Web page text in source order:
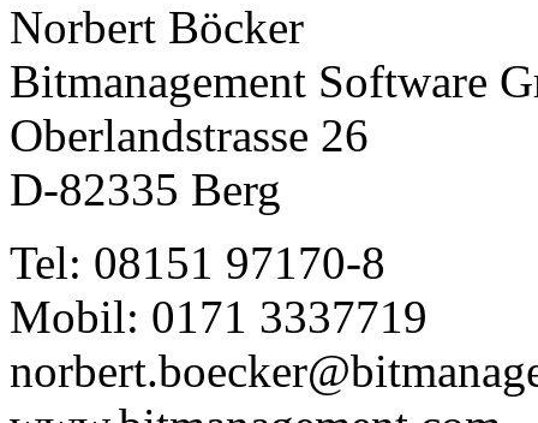
Norbert Böcker
Bitmanagement Software
Oberlandstrasse 26
D-82335 Berg
Tel: 08151 97170-8
Mobil: 0171 3337719